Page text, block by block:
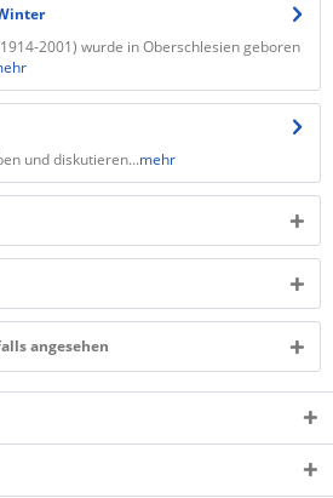
2001) wurde in Oberschlesien geboren
und diskutieren...mehr
angesehen